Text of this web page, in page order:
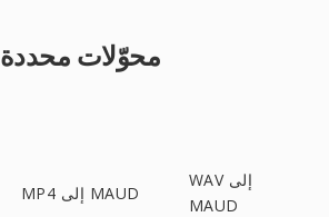
محوّلات محددة
MP4 إلى MAUD
WAV إلى
MAUD